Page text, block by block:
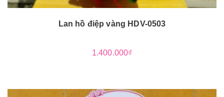
Lan hồ điệp vàng HDV-0503
1.400.000₫